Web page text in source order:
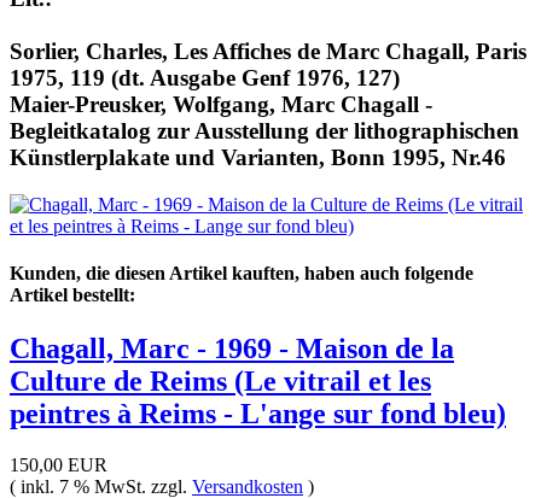
Sorlier, Charles, Les Affiches de Marc Chagall, Paris
1975, 119 (dt. Ausgabe Genf 1976, 127)
Maier-Preusker, Wolfgang, Marc Chagall -
Begleitkatalog zur Ausstellung der lithographischen
Künstlerplakate und Varianten, Bonn 1995, Nr.46
Kunden, die diesen Artikel kauften, haben auch folgende
Artikel bestellt:
Chagall, Marc - 1969 - Maison de la
Culture de Reims (Le vitrail et les
peintres à Reims - L'ange sur fond bleu)
150,00 EUR
( inkl. 7 % MwSt. zzgl. Versandkosten )